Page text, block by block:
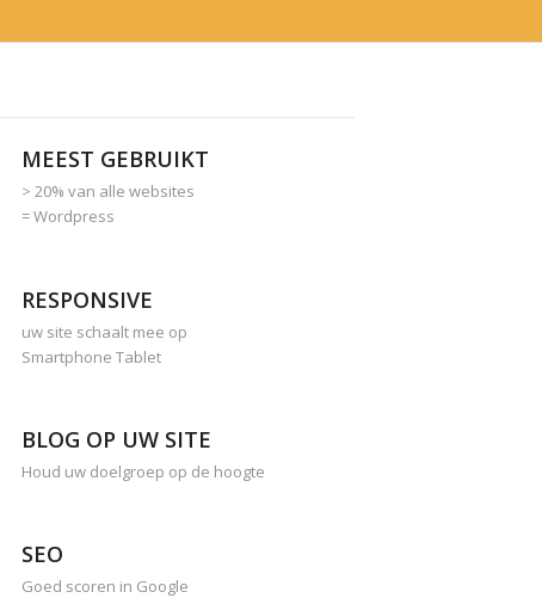
MEEST GEBRUIKT
> 20% van alle websites
= Wordpress
RESPONSIVE
uw site schaalt mee op
Smartphone Tablet
BLOG OP UW SITE
Houd uw doelgroep op de hoogte
SEO
Goed scoren in Google